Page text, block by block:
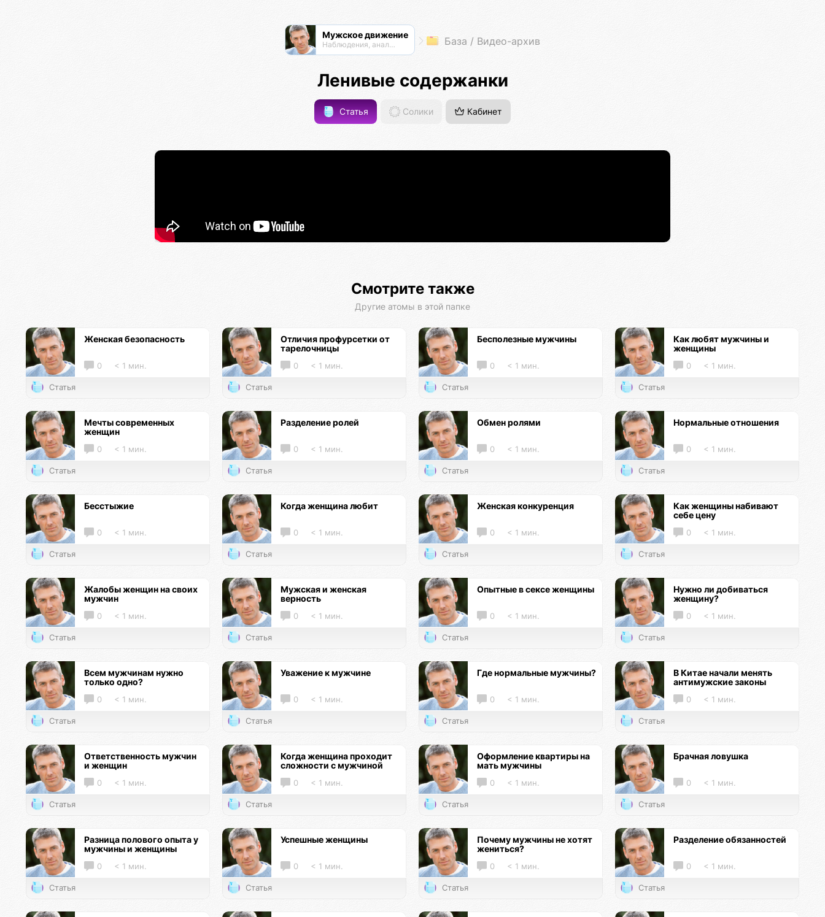
Мужское движение
Наблюдения, анализ, обсуждения База / Видео-архив
Ленивые содержанки
Статья Солики Кабинет
Смотрите также
Другие атомы в этой папке
Женская безопасность
0 < 1 мин.
Статья
Отличия профурсетки от
тарелочницы
0 < 1 мин.
Статья
Бесполезные мужчины
0 < 1 мин.
Статья
Как любят мужчины и
женщины
0 < 1 мин.
Статья
Мечты современных
женщин
0 < 1 мин.
Статья
Разделение ролей
0 < 1 мин.
Статья
Обмен ролями
0 < 1 мин.
Статья
Нормальные отношения
0 < 1 мин.
Статья
Бесстыжие
0 < 1 мин.
Статья
Когда женщина любит
0 < 1 мин.
Статья
Женская конкуренция
0 < 1 мин.
Статья
Как женщины набивают
себе цену
0 < 1 мин.
Статья
Жалобы женщин на своих
мужчин
0 < 1 мин.
Статья
Мужская и женская
верность
0 < 1 мин.
Статья
Опытные в сексе женщины
0 < 1 мин.
Статья
Нужно ли добиваться
женщину?
0 < 1 мин.
Статья
Всем мужчинам нужно
только одно?
0 < 1 мин.
Статья
Уважение к мужчине
0 < 1 мин.
Статья
Где нормальные мужчины?
0 < 1 мин.
Статья
В Китае начали менять
антимужские законы
0 < 1 мин.
Статья
Ответственность мужчин
и женщин
0 < 1 мин.
Статья
Когда женщина проходит
сложности с мужчиной
0 < 1 мин.
Статья
Оформление квартиры на
мать мужчины
0 < 1 мин.
Статья
Брачная ловушка
0 < 1 мин.
Статья
Разница полового опыта у
мужчины и женщины
0 < 1 мин.
Статья
Успешные женщины
0 < 1 мин.
Статья
Почему мужчины не хотят
жениться?
0 < 1 мин.
Статья
Разделение обязанностей
0 < 1 мин.
Статья